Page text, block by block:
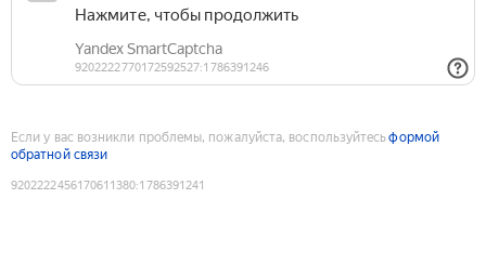
Если у вас возникли проблемы, пожалуйста, воспользуйтесьформой
обратной связи
9202222456170611380:1786391241